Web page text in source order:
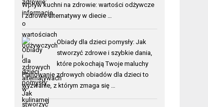
Wpływ kuchni na zdrowie: wartości odżywcze
i zdrowe alternatywy w diecie …
Obiady dla dzieci pomysły: Jak
stworzyć zdrowe i szybkie dania,
które pokochają Twoje maluchy
Planowanie zdrowych obiadów dla dzieci to
wyzwanie, z którym zmaga się …